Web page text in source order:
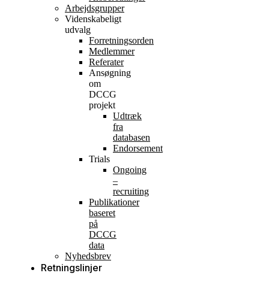
Arbejdsgrupper
Videnskabeligt
udvalg
Forretningsorden
Medlemmer
Referater
Ansøgning
om
DCCG
projekt
Udtræk
fra
databasen
Endorsement
Trials
Ongoing
–
recruiting
Publikationer
baseret
på
DCCG
data
Nyhedsbrev
Retningslinjer